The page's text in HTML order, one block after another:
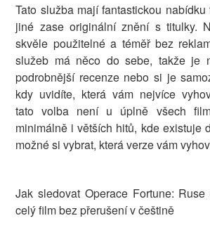
Tato služba mají fantastickou
jiné zase originální znění s titulky.
skvěle použitelné a téměř bez
služeb má něco do sebe, takže je
podrobnější recenze nebo si je
kdy uvidíte, která vám nejvíce
tato volba není u úplně všech
minimálně i větších hitů, kde existuje
možné si vybrat, která verze vám
Jak sledovat Operace Fortune:
celý film bez přerušení v češtině